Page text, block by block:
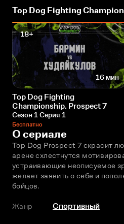
Top Dog Fighting
18+
16 мин
Top Dog Fighting
Championship. Prospect 7
Сезон 1 Серия 1
Бесплатно
О сериале
Top Dog Prospect 7 скрасит
арене схлестнутся
устраивающие неописуемое
желает заявить о себе и
бойцов.
Жанр Спортивный